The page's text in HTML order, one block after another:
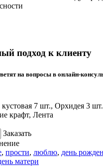
подход к клиенту
на вопросы в онлайн-
кустовая 7 шт., Орхидея 3
крафт, Лента
Заказать
, прости, люблю, день
матери